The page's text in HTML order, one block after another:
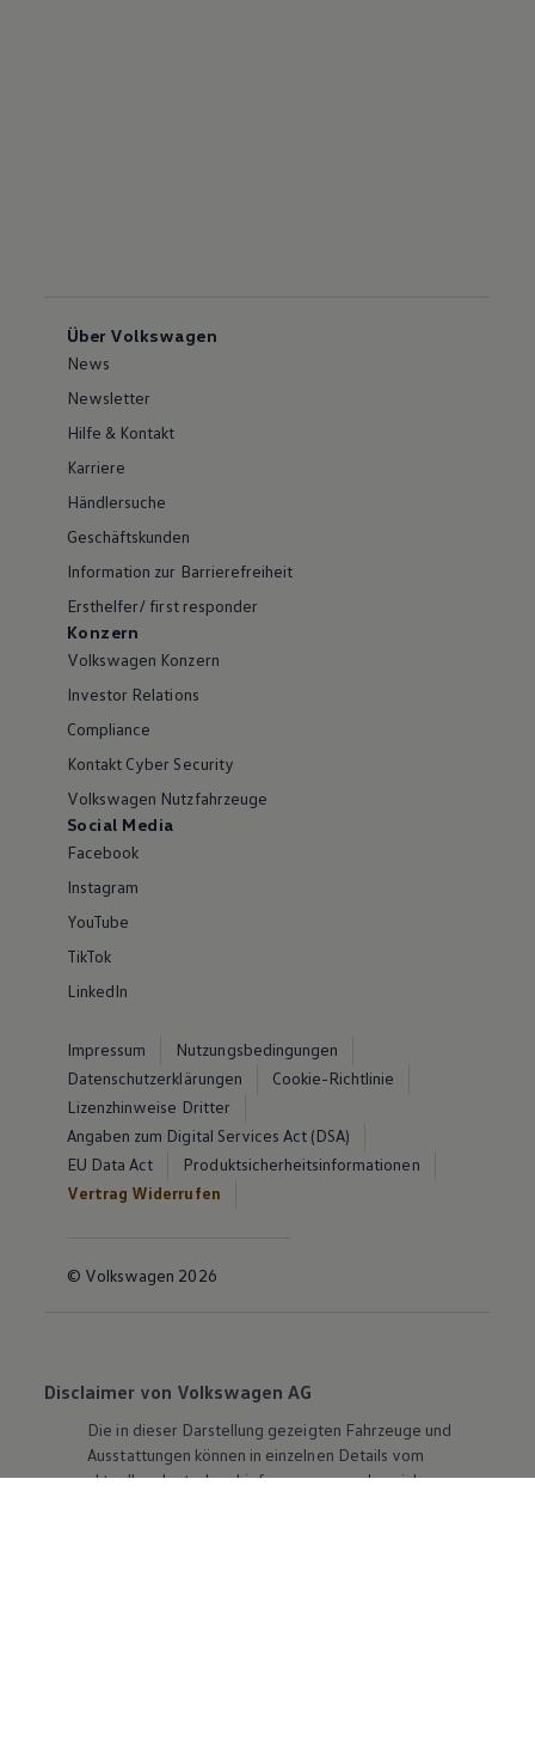
Über Volkswagen
News
Newsletter
Hilfe & Kontakt
Karriere
Händlersuche
Geschäftskunden
Information zur Barrierefreiheit
Ersthelfer/ first responder
Konzern
Volkswagen Konzern
Investor Relations
Compliance
Kontakt Cyber Security
Volkswagen Nutzfahrzeuge
Social Media
Facebook
Instagram
YouTube
TikTok
LinkedIn
Impressum
Nutzungsbedingungen
Datenschutzerklärungen
Cookie-Richtlinie
Lizenzhinweise Dritter
Angaben zum Digital Services Act (DSA)
EU Data Act
Produktsicherheitsinformationen
Vertrag Widerrufen
© Volkswagen 2026
Disclaimer von Volkswagen AG
Die in dieser Darstellung gezeigten Fahrzeuge und
Ausstattungen können in einzelnen Details vom
aktuellen deutschen Lieferprogramm abweichen.